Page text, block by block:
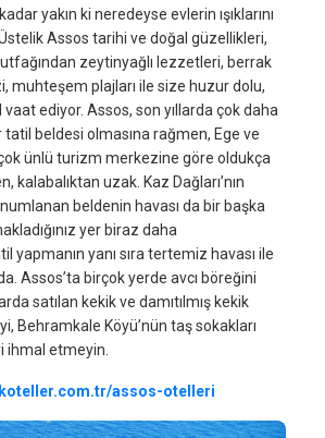
yakın ki neredeyse evlerin ışıklarını
Assos tarihi ve doğal güzellikleri,
zeytinyağlı lezzetleri, berrak
muhteşem plajları ile size huzur dolu,
ediyor. Assos, son yıllarda çok daha
tatil beldesi olmasına rağmen, Ege ve
ünlü turizm merkezine göre oldukça
kalabalıktan uzak. Kaz Dağları’nın
beldenin havası da bir başka
yer biraz daha
yapmanın yanı sıra tertemiz havası ile
Assos’ta birçok yerde avcı böreğini
satılan kekik ve damıtılmış kekik
Behramkale Köyü’nün taş sokakları
ihmal etmeyin.
assos-otelleri